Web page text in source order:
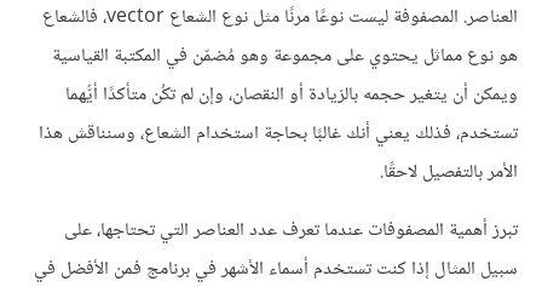
العناصر. المصفوفة ليست نوعًا مرنًا مثل نوع الشعاع vector، فالشعاع
هو نوع مماثل يحتوي على مجموعة وهو مُضمّن في المكتبة القياسية
ويمكن أن يتغير حجمه بالزيادة أو النقصان، وإن لم تكُن متأكدًا أيُّهما
تستخدم، فذلك يعني أنك غالبًا بحاجة استخدام الشعاع، وسنناقش هذا
الأمر بالتفصيل لاحقًا.
تبرز أهمية المصفوفات عندما تعرف عدد العناصر التي تحتاجها، على
سبيل المثال إذا كنت تستخدم أسماء الأشهر في برنامج فمن الأفضل في